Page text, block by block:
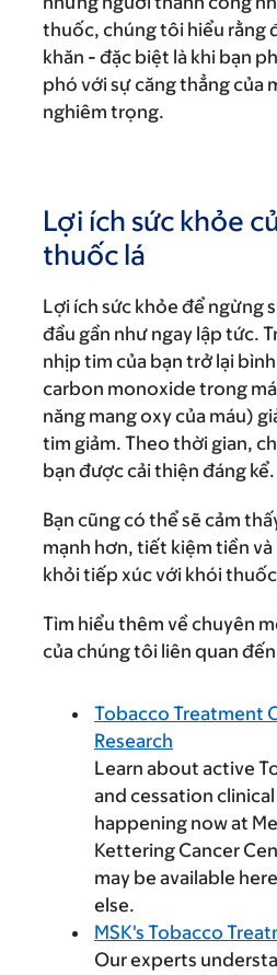
thuốc, chúng tôi hiểu rằng
khăn - đặc biệt là khi bạn
phó với sự căng thẳng của
nghiêm trọng.
Lợi ích sức khỏe
thuốc lá
Lợi ích sức khỏe để ngừng
đầu gần như ngay lập tức.
nhịp tim của bạn trở lại
carbon monoxide trong
năng mang oxy của máu)
tim giảm. Theo thời gian,
bạn được cải thiện đáng kể.
Bạn cũng có thể sẽ cảm
mạnh hơn, tiết kiệm tiền
khỏi tiếp xúc với khói
Tìm hiểu thêm về chuyên
của chúng tôi liên quan
Tobacco Treatment
Research
Learn about active
and cessation
happening now at
Kettering Cancer
may be available
else.
MSK's Tobacco
Our experts